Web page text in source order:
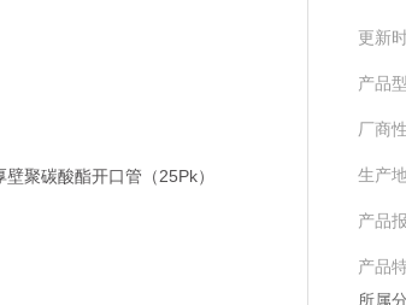
更新
产品
厂商
生产
产品
产品
所属